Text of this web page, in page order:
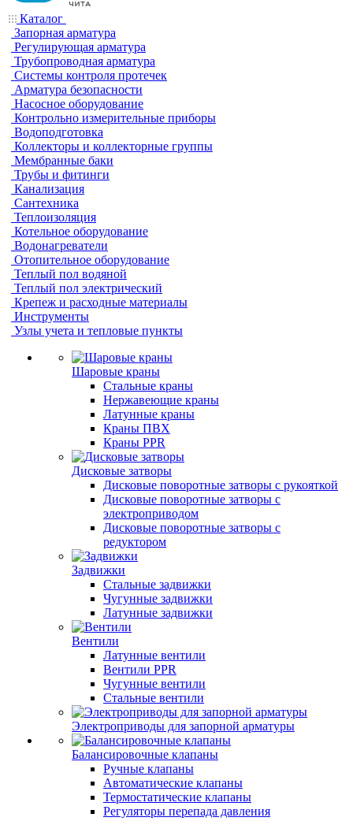
Каталог
Запорная арматура
Регулирующая арматура
Трубопроводная арматура
Системы контроля протечек
Арматура безопасности
Насосное оборудование
Контрольно измерительные приборы
Водоподготовка
Коллекторы и коллекторные группы
Мембранные баки
Трубы и фитинги
Канализация
Сантехника
Теплоизоляция
Котельное оборудование
Водонагреватели
Отопительное оборудование
Теплый пол водяной
Теплый пол электрический
Крепеж и расходные материалы
Инструменты
Узлы учета и тепловые пункты
Шаровые краны
Стальные краны
Нержавеющие краны
Латунные краны
Краны ПВХ
Краны PPR
Дисковые затворы
Дисковые поворотные затворы с рукояткой
Дисковые поворотные затворы с
электроприводом
Дисковые поворотные затворы с
редуктором
Задвижки
Стальные задвижки
Чугунные задвижки
Латунные задвижки
Вентили
Латунные вентили
Вентили PPR
Чугунные вентили
Стальные вентили
Электроприводы для запорной арматуры
Балансировочные клапаны
Ручные клапаны
Автоматические клапаны
Термостатические клапаны
Регуляторы перепада давления